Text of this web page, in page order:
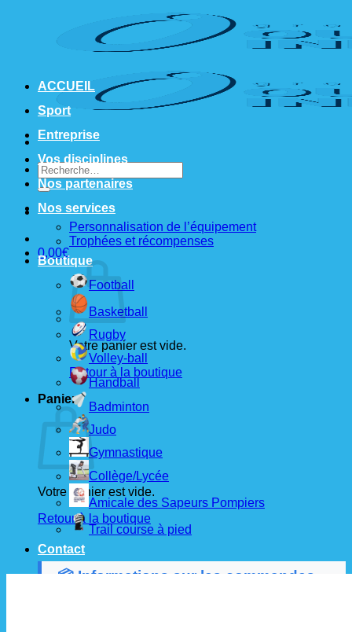
Recherche
pour :
0,00€
Votre panier est vide.
Retour à la boutique
Panier
Votre panier est vide.
Retour à la boutique
📦 Informations sur les commandes
ACCUEIL
Sport
Entreprise
Vos disciplines
Nos partenaires
Nos services
Personnalisation de l’équipement
Trophées et récompenses
Boutique
Football
Basketball
Rugby
Volley-ball
Handball
Badminton
Judo
Gymnastique
Collège/Lycée
Amicale des Sapeurs Pompiers
Trail course à pied
Contact